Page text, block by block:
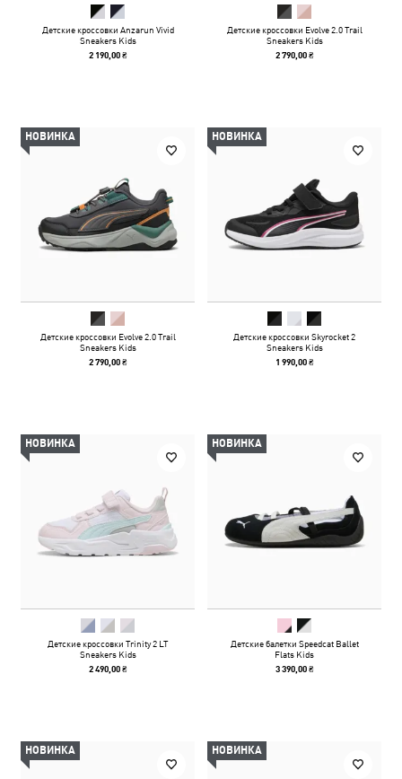
Детские кроссовки Anzarun Vivid
Sneakers Kids
2 190,00 ₴
Детские кроссовки Evolve 2.0 Trail
Sneakers Kids
2 790,00 ₴
НОВИНКА
Детские кроссовки Evolve 2.0 Trail
Sneakers Kids
2 790,00 ₴
НОВИНКА
Детские кроссовки Skyrocket 2
Sneakers Kids
1 990,00 ₴
НОВИНКА
Детские кроссовки Trinity 2 LT
Sneakers Kids
2 490,00 ₴
НОВИНКА
Детские балетки Speedcat Ballet
Flats Kids
3 390,00 ₴
НОВИНКА НОВИНКА